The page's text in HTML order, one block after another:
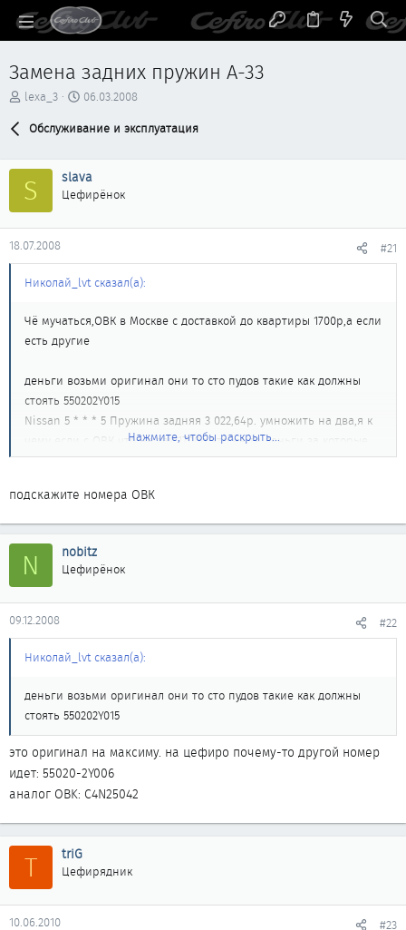
Замена задних пружин А-33
А
т
е
м
ы
lexa_3
Д
т
а
ч
л
06.03.2008
Обслуживание и эксплуатация
S slava
Цефирёнок
18.07.2008 #21
Николай_lvt сказал(а):
Чё мучаться,ОВК в Москве с доставкой до квартиры 1700р,а если
есть другие
деньги возьми оригинал они то сто пудов такие как должны
стоять 550202Y015
Nissan 5 * * * 5 Пружина задняя 3 022,64р. умножить на два,я к
чему если с ОВК что не так 1700р это не те деньги за которые
придётся растраиватся.
CEFIRO GF A-33 2L. 2000г.
Нажмите, чтобы раскрыть...
подскажите номера ОВК
N nobitz
Цефирёнок
09.12.2008 #22
Николай_lvt сказал(а):
деньги возьми оригинал они то сто пудов такие как должны
стоять 550202Y015
это оригинал на максиму. на цефиро почему-то другой номер
идет: 55020-2Y006
аналог OBK: C4N25042
T triG
Цефирядник
10.06.2010 #23